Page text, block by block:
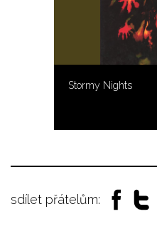
Stormy Nights
sdílet přátelům: